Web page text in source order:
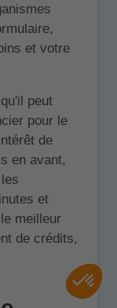
et votre
peut
pour le
de
en avant,
et
meilleur
de crédits,